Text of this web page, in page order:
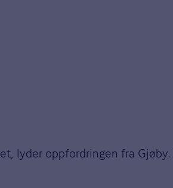
lyder oppfordringen fra